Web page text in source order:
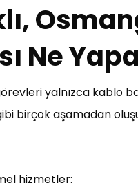
Ne
yalnızca kablo
birçok aşamadan
hizmetler: